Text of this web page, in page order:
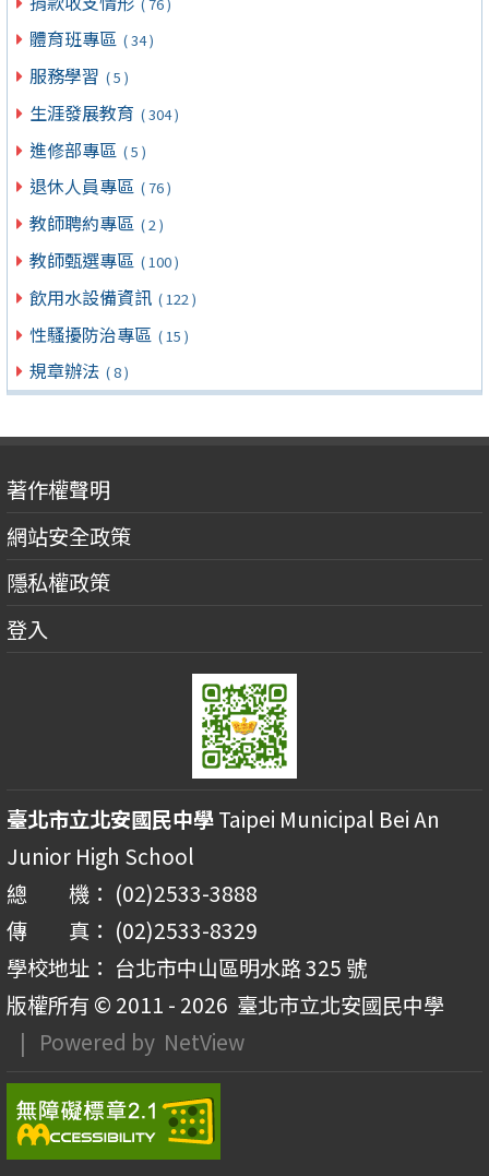
體育班專區 ( 34 )
服務學習 ( 5 )
生涯發展教育 ( 304 )
進修部專區 ( 5 )
退休人員專區 ( 76 )
教師聘約專區 ( 2 )
教師甄選專區 ( 100 )
飲用水設備資訊 ( 122 )
性騷擾防治專區 ( 15 )
規章辦法 ( 8 )
著作權聲明
網站安全政策
隱私權政策
登入
臺北市立北安國民中學Taipei Municipal Bei An
Junior High School
總 機： (02)2533-3888
傳 真： (02)2533-8329
學校地址： 台北市中山區明水路 325 號
版權所有 © 2011 - 2026 臺北市立北安國民中學
| Powered by NetView